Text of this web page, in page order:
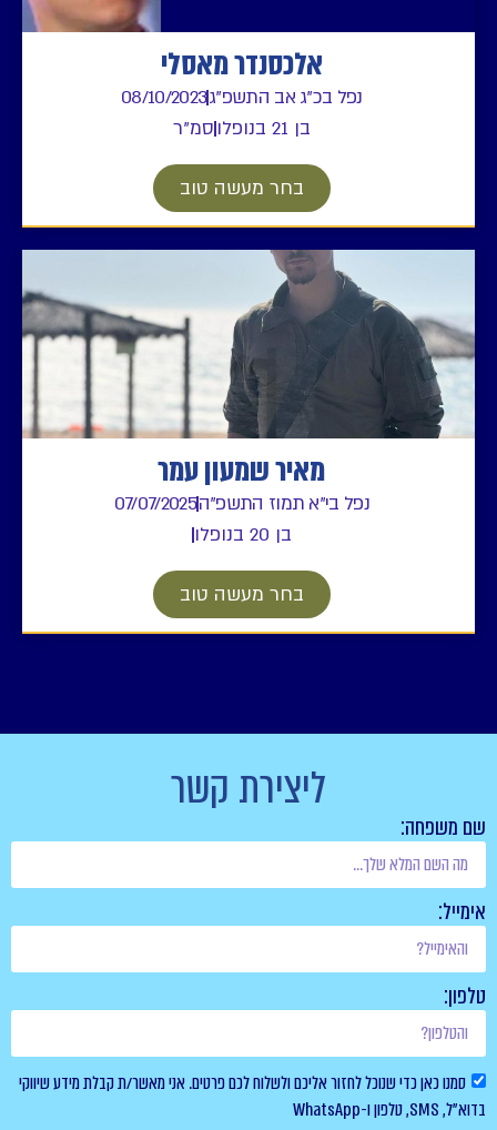
אלכסנדר מאסלי
נפל בכ"ג אב התשפ"ג08/10/2023
בן 21 בנופלו
סמ"ר
בחר מעשה טוב
מאיר שמעון עמר
נפל בי"א תמוז התשפ"ה07/07/2025
בן 20 בנופלו
בחר מעשה טוב
ליצירת קשר
שם משפחה:
אימייל:
טלפון:
סמנו כאן כדי שנוכל לחזור אליכם ולשלוח לכם פרטים. אני מאשר/ת קבלת מידע שיווקי
בדוא”ל, SMS, טלפון ו-WhatsApp